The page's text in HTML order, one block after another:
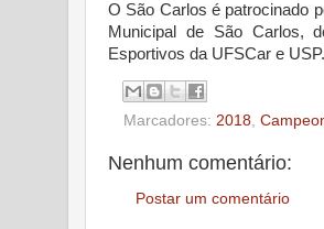
O São Carlos é patrocinado
Municipal de São Carlos,
Esportivos da UFSCar e USP.
Marcadores: 2018,
Nenhum comentário:
Postar um comentário